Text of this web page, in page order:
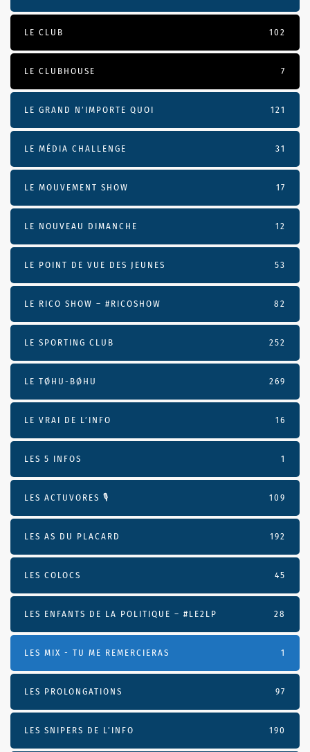
LE CLUB 102
LE CLUBHOUSE 7
LE GRAND N’IMPORTE QUOI 121
LE MÉDIA CHALLENGE 31
LE MOUVEMENT SHOW 17
LE NOUVEAU DIMANCHE 12
LE POINT DE VUE DES JEUNES 53
LE RICO SHOW – #RICOSHOW 82
LE SPORTING CLUB 252
LE TØHU-BØHU 269
LE VRAI DE L’INFO 16
LES 5 INFOS 1
LES ACTUVORES 🎙 109
LES AS DU PLACARD 192
LES COLOCS 45
LES ENFANTS DE LA POLITIQUE – #LE2LP 28
LES MIX - TU ME REMERCIERAS 1
LES PROLONGATIONS 97
LES SNIPERS DE L’INFO 190